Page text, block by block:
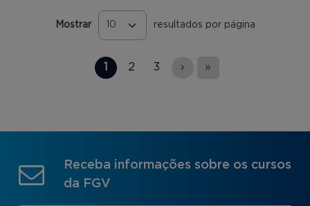
Mostrar resultados por página
1 2 3 › »
Receba informações sobre os cursos
da FGV